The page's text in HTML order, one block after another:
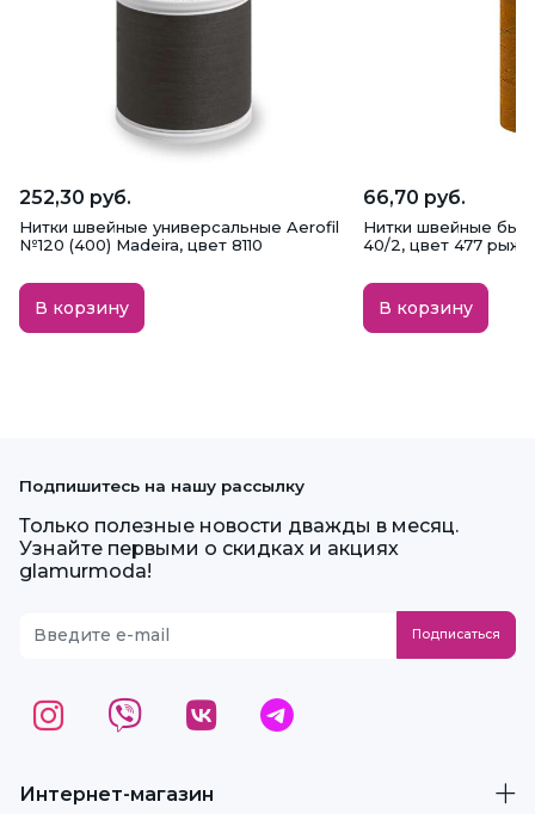
252,30 руб.
Нитки швейные универсальные Aerofil
№120 (400) Madeira, цвет 8110
В корзину
66,70 руб.
Нитки швейные
40/2, цвет 477
В корзину
Интернет-магазин
Подпишитесь на нашу рассылку
Только полезные новости дважды в месяц.
Узнайте первыми о скидках и акциях
glamurmoda!